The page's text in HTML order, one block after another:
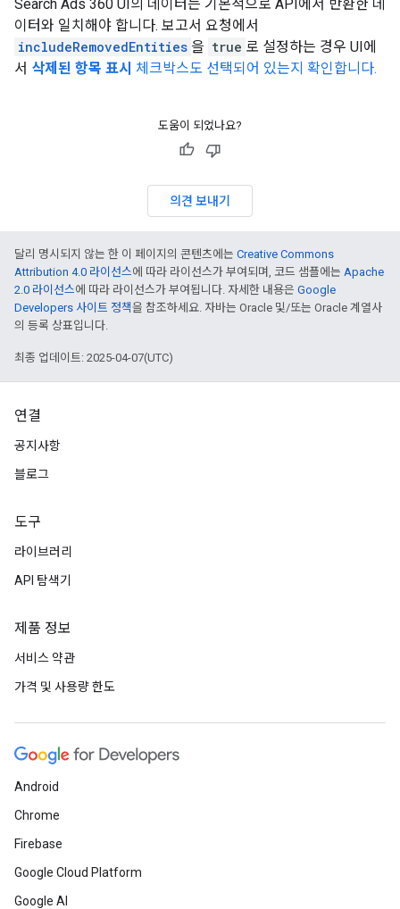
Search Ads 360 UI의 데이터는 기본적으로 API에서 반환한 데
이터와 일치해야 합니다. 보고서 요청에서
includeRemovedEntities 을 true 로 설정하는 경우 UI에
서 삭제된 항목 표시 체크박스도 선택되어 있는지 확인합니다.
도움이 되었나요?
의견 보내기
달리 명시되지 않는 한 이 페이지의 콘텐츠에는 Creative Commons
Attribution 4.0 라이선스에 따라 라이선스가 부여되며, 코드 샘플에는 Apache
2.0 라이선스에 따라 라이선스가 부여됩니다. 자세한 내용은 Google
Developers 사이트 정책을 참조하세요. 자바는 Oracle 및/또는 Oracle 계열사
의 등록 상표입니다.
최종 업데이트: 2025-04-07(UTC)
연결
공지사항
블로그
도구
라이브러리
API 탐색기
제품 정보
서비스 약관
가격 및 사용량 한도
Android
Chrome
Firebase
Google Cloud Platform
Google AI